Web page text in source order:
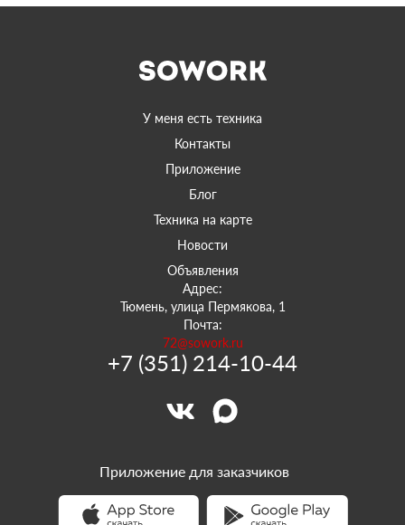
У меня есть техника
Контакты
Приложение
Блог
Техника на карте
Новости
Объявления
Адрес:
Тюмень, улица Пермякова, 1
Почта:
72@sowork.ru
+7 (351) 214-10-44
Приложение для заказчиков